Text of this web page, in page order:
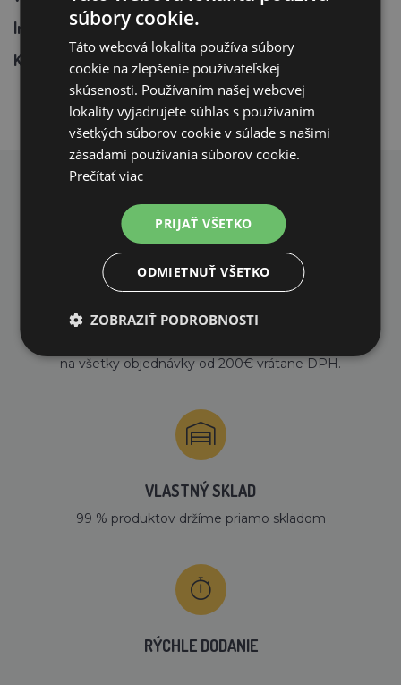
Integrovaná presvetľovačka na tele liahne
Kombi držiaky vajec pre rôzne druhy vajec
PREČO NAKUPOVAŤ U NÁS?
na všetky objednávky od 200€ vrátane DPH.
VLASTNÝ SKLAD
99 % produktov držíme priamo skladom
RÝCHLE DODANIE
súbory cookie.
Táto webová lokalita používa súbory
cookie na zlepšenie používateľskej
skúsenosti. Používaním našej webovej
lokality vyjadrujete súhlas s používaním
všetkých súborov cookie v súlade s našimi
zásadami používania súborov cookie.
Prečítať viac
PRIJAŤ VŠETKO
ODMIETNUŤ VŠETKO
ZOBRAZIŤ PODROBNOSTI